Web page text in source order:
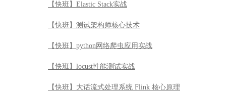
【快班】Elastic Stack实战
【快班】测试架构师核心技术
【快班】python网络爬虫应用实战
【快班】locust性能测试实战
【快班】大话流式处理系统 Flink 核心原理